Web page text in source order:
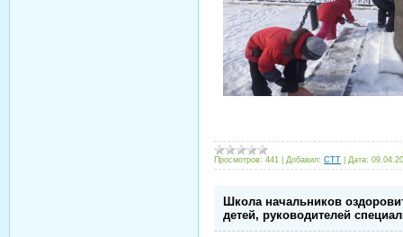
Просмотров: 441 Добавил: CTT Дата:
Школа начальников
детей, руководителей